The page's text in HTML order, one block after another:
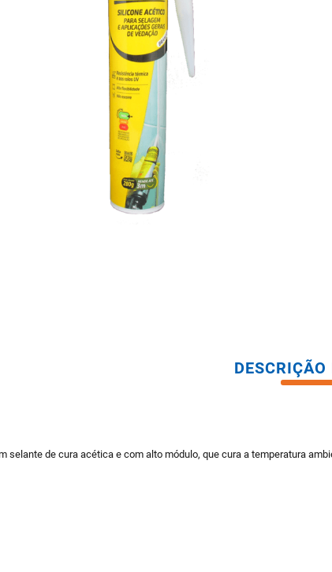
DESCRIÇÃO
selante de cura acética e com alto módulo, que cura a temperatura
pisos
porta
vaso sanitario caixa acoplada